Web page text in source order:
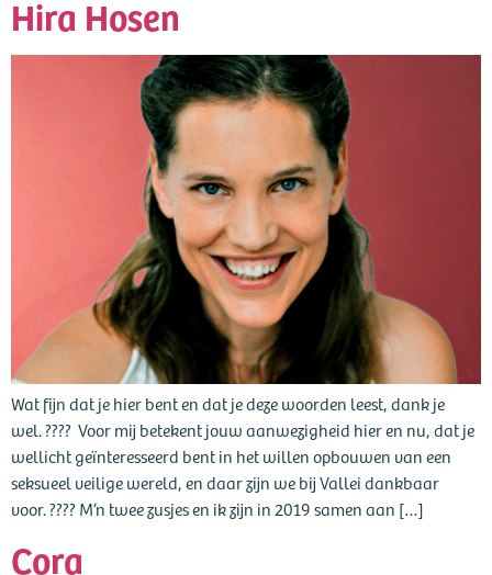
Hira Hosen
Wat fijn dat je hier bent en dat je deze woorden leest, dank je
wel. ???? Voor mij betekent jouw aanwezigheid hier en nu, dat je
wellicht geïnteresseerd bent in het willen opbouwen van een
seksueel veilige wereld, en daar zijn we bij Vallei dankbaar
voor. ???? M’n twee zusjes en ik zijn in 2019 samen aan […]
Cora